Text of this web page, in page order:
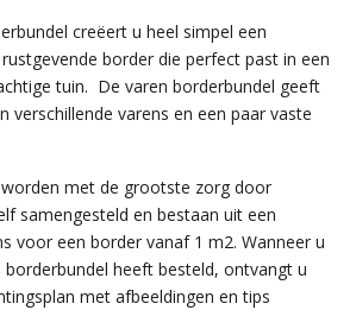
creëert u heel simpel een
border die perfect past in een
tuin. De varen borderbundel geeft
verschillende varens en een paar vaste
met de grootste zorg door
samengesteld en bestaan uit een
voor een border vanaf 1 m2. Wanneer u
borderbundel heeft besteld, ontvangt u
met afbeeldingen en tips